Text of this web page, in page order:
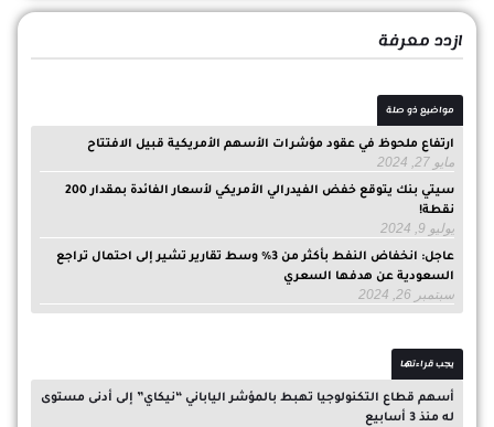
ازدد معرفة
مواضيع ذو صلة
ارتفاع ملحوظ في عقود مؤشرات الأسهم الأمريكية قبيل الافتتاح
مايو 27, 2024
سيتي بنك يتوقع خفض الفيدرالي الأمريكي لأسعار الفائدة بمقدار 200
نقطة!
يوليو 9, 2024
عاجل: انخفاض النفط بأكثر من 3% وسط تقارير تشير إلى احتمال تراجع
السعودية عن هدفها السعري
سبتمبر 26, 2024
يجب قراءتها
أسهم قطاع التكنولوجيا تهبط بالمؤشر الياباني “نيكاي” إلى أدنى مستوى
له منذ 3 أسابيع